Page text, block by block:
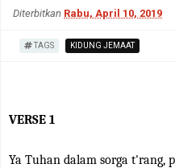
Diterbitkan Rabu, April 10, 2019
TAGS KIDUNG JEMAAT
VERSE 1
Ya Tuhan dalam sorga t'rang,